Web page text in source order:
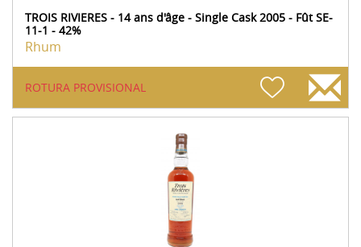
TROIS RIVIERES - 14 ans d'âge - Single Cask 2005 - Fût SE-
11-1 - 42%
Rhum
ROTURA PROVISIONAL